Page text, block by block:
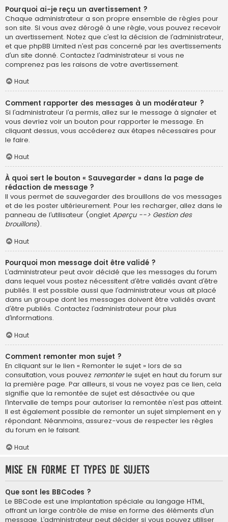
Pourquoi ai-je reçu un avertissement ?
Chaque administrateur a son propre ensemble de règles pour
son site. Si vous avez dérogé à une règle, vous pouvez recevoir
un avertissement. Notez que c’est la décision de l’administrateur,
et que phpBB Limited n’est pas concerné par les avertissements
d’un site donné. Contactez l’administrateur si vous ne
comprenez pas les raisons de votre avertissement.
Haut
Comment rapporter des messages à un modérateur ?
Si l’administrateur l’a permis, allez sur le message à signaler et
vous devriez voir un bouton pour rapporter le message. En
cliquant dessus, vous accéderez aux étapes nécessaires pour
le faire.
Haut
À quoi sert le bouton « Sauvegarder » dans la page de
rédaction de message ?
Il vous permet de sauvegarder des brouillons de vos messages
et de les poster ultérieurement. Pour les recharger, allez dans le
panneau de l’utilisateur (onglet Aperçu --> Gestion des
brouillons).
Haut
Pourquoi mon message doit être validé ?
L’administrateur peut avoir décidé que les messages du forum
dans lequel vous postez nécessitent d’être validés avant d’être
publiés. Il est possible aussi que l’administrateur vous ait placé
dans un groupe dont les messages doivent être validés avant
d’être publiés. Contactez l’administrateur pour plus
d’informations.
Haut
Comment remonter mon sujet ?
En cliquant sur le lien « Remonter le sujet » lors de sa
consultation, vous pouvez remonterle sujet en haut du forum sur
la première page. Par ailleurs, si vous ne voyez pas ce lien, cela
signifie que la remontée de sujet est désactivée ou que
l’intervalle de temps pour autoriser la remontée n’est pas atteint.
Il est également possible de remonter un sujet simplement en y
répondant. Néanmoins, assurez-vous de respecter les règles
du forum en le faisant.
Haut
Mise en forme et types de sujets
Que sont les BBCodes ?
Le BBCode est une implantation spéciale au langage HTML,
offrant un large contrôle de mise en forme des éléments d’un
message. L’administrateur peut décider si vous pouvez utiliser